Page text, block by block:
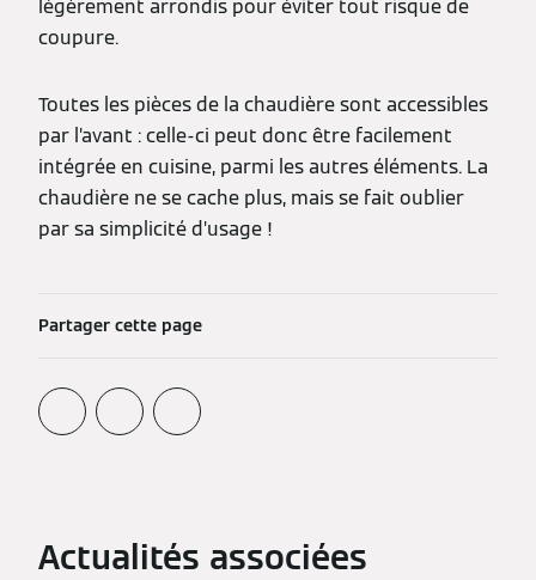
légèrement arrondis pour éviter tout risque de
coupure.
Toutes les pièces de la chaudière sont accessibles
par l’avant : celle-ci peut donc être facilement
intégrée en cuisine, parmi les autres éléments. La
chaudière ne se cache plus, mais se fait oublier
par sa simplicité d’usage !
Partager cette page
Actualités associées